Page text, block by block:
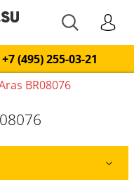
+7 (495) 255-03-21
BR08076